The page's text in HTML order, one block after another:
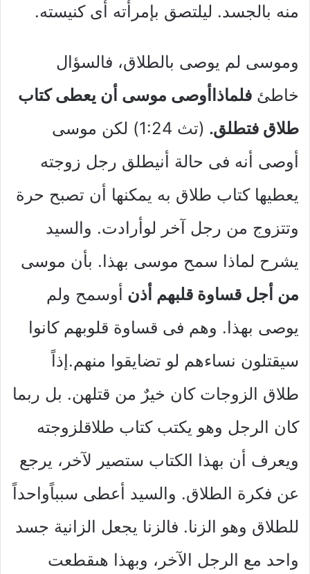
منه بالجسد. ليلتصق بإمرأته أى كنيسته.
وموسى لم يوصى بالطلاق، فالسؤال
خاطئ فلماذاأوصى موسى أن يعطى كتاب
طلاق فتطلق.
(تث 1:24) لكن موسى
أوصى أنه فى حالة أنيطلق رجل زوجته
يعطيها كتاب طلاق به يمكنها أن تصبح حرة
وتتزوج من رجل آخر لوأرادت. والسيد
يشرح لماذا سمح موسى بهذا. بأن موسى
من أجل قساوة قلبهم أذن أوسمح ولم
يوصى بهذا. وهم فى قساوة قلوبهم كانوا
سيقتلون نساءهم لو تضايقوا منهم.إذاً
طلاق الزوجات كان خيرٌ من قتلهن. بل ربما
كان الرجل وهو يكتب كتاب طلاقلزوجته
ويعرف أن بهذا الكتاب ستصير لآخر، يرجع
عن فكرة الطلاق. والسيد أعطى سبباًواحداً
للطلاق وهو الزنا. فالزنا يجعل الزانية جسد
واحد مع الرجل الآخر، وبهذا هىقطعت